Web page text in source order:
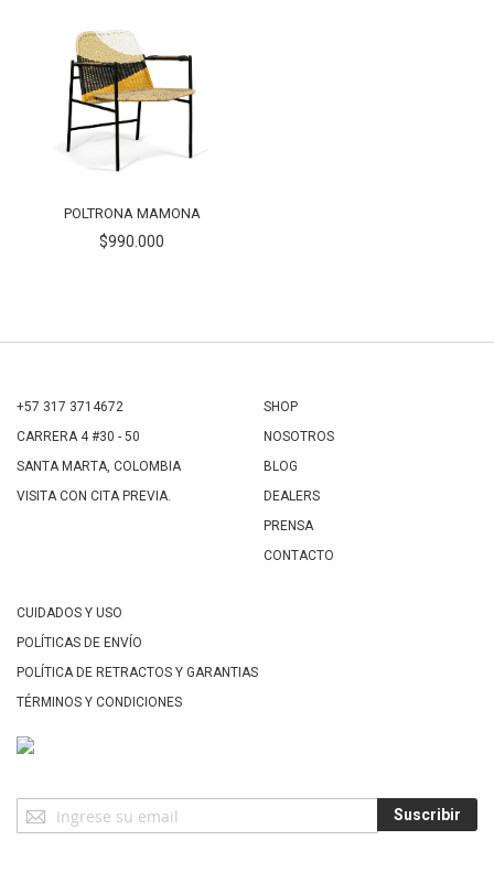
POLTRONA MAMONA
$990.000
+57 317 3714672
CARRERA 4 #30 - 50
SANTA MARTA, COLOMBIA
VISITA CON CITA PREVIA.
SHOP
NOSOTROS
BLOG
DEALERS
PRENSA
CONTACTO
CUIDADOS Y USO
POLÍTICAS DE ENVÍO
POLÍTICA DE RETRACTOS Y GARANTIAS
TÉRMINOS Y CONDICIONES
Suscríbase
a
Suscribir